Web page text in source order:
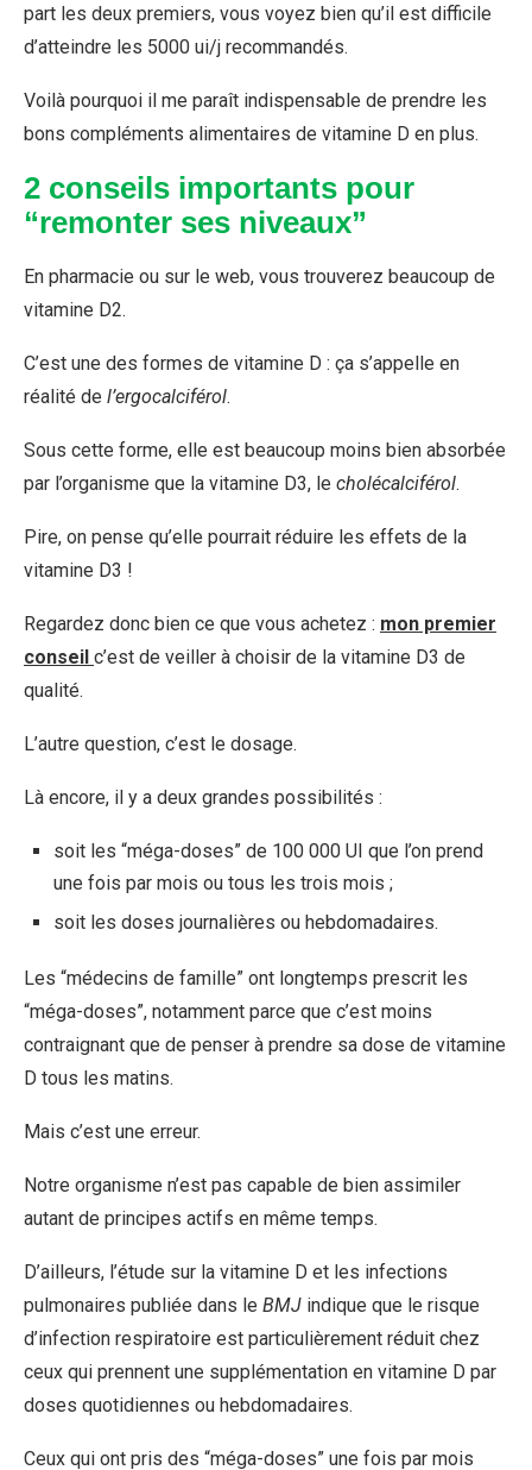
part les deux premiers, vous voyez bien qu’il est difficile
d’atteindre les 5000 ui/j recommandés.
Voilà pourquoi il me paraît indispensable de prendre les
bons compléments alimentaires de vitamine D en plus.
2 conseils importants pour
“remonter ses niveaux”
En pharmacie ou sur le web, vous trouverez beaucoup de
vitamine D2.
C’est une des formes de vitamine D : ça s’appelle en
réalité de l’ergocalciférol.
Sous cette forme, elle est beaucoup moins bien absorbée
par l’organisme que la vitamine D3, le cholécalciférol.
Pire, on pense qu’elle pourrait réduire les effets de la
vitamine D3 !
Regardez donc bien ce que vous achetez : mon premier
conseil c’est de veiller à choisir de la vitamine D3 de
qualité.
L’autre question, c’est le dosage.
Là encore, il y a deux grandes possibilités :
soit les “méga-doses” de 100 000 UI que l’on prend
une fois par mois ou tous les trois mois ;
soit les doses journalières ou hebdomadaires.
Les “médecins de famille” ont longtemps prescrit les
“méga-doses”, notamment parce que c’est moins
contraignant que de penser à prendre sa dose de vitamine
D tous les matins.
Mais c’est une erreur.
Notre organisme n’est pas capable de bien assimiler
autant de principes actifs en même temps.
D’ailleurs, l’étude sur la vitamine D et les infections
pulmonaires publiée dans le BMJ indique que le risque
d’infection respiratoire est particulièrement réduit chez
ceux qui prennent une supplémentation en vitamine D par
doses quotidiennes ou hebdomadaires.
Ceux qui ont pris des “méga-doses” une fois par mois